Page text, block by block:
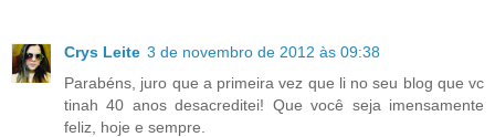
Crys Leite 3 de novembro de 2012 às 09:38
Parabéns, juro que a primeira vez que li no seu blog que vc
tinah 40 anos desacreditei! Que você seja imensamente
feliz, hoje e sempre.